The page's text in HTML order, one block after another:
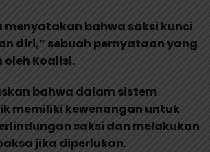
menyatakan bahwa saksi kunci
diri,” sebuah pernyataan yang
Koalisi.
bahwa dalam sistem
memiliki kewenangan untuk
saksi dan melakukan
jika diperlukan.